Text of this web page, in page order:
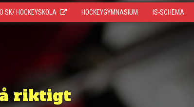
SK/ HOCKEYSKOLA HOCKEYGYMNASIUM IS-SCHEMA
riktigt